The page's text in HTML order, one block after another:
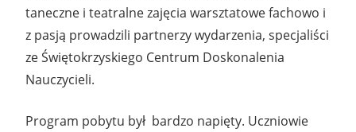
taneczne i teatralne zajęcia warsztatowe fachowo i
z pasją prowadzili partnerzy wydarzenia, specjaliści
ze Świętokrzyskiego Centrum Doskonalenia
Nauczycieli.
Program pobytu był bardzo napięty. Uczniowie